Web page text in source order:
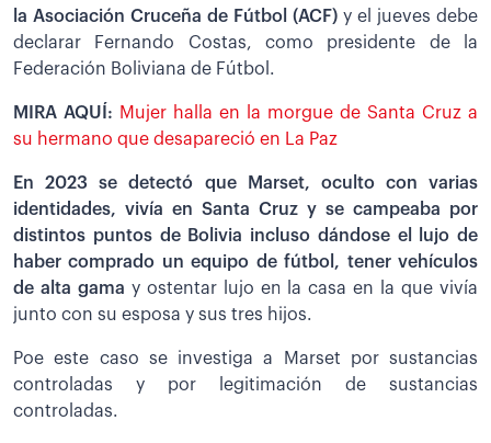
la Asociación Cruceña de Fútbol (ACF) y el jueves debe
declarar Fernando Costas, como presidente de la
Federación Boliviana de Fútbol.
MIRA AQUÍ: Mujer halla en la morgue de Santa Cruz a
su hermano que desapareció en La Paz
En 2023 se detectó que Marset, oculto con varias
identidades, vivía en Santa Cruz y se campeaba por
distintos puntos de Bolivia incluso dándose el lujo de
haber comprado un equipo de fútbol, tener vehículos
de alta gama y ostentar lujo en la casa en la que vivía
junto con su esposa y sus tres hijos.
Poe este caso se investiga a Marset por sustancias
controladas y por legitimación de sustancias
controladas.